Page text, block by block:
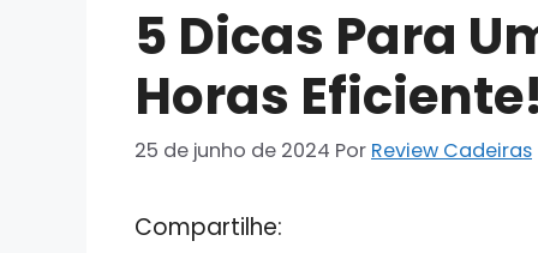
5 Dicas Para
Horas Eficiente!
25 de junho de 2024 Por Review Cadeiras
Compartilhe: